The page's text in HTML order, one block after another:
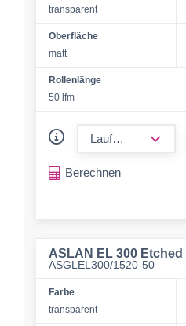
transparent
Oberfläche
matt
Rollenlänge
50 lfm
Berechnen
ASLAN EL 300
ASGLEL300/1520-50
Farbe
transparent